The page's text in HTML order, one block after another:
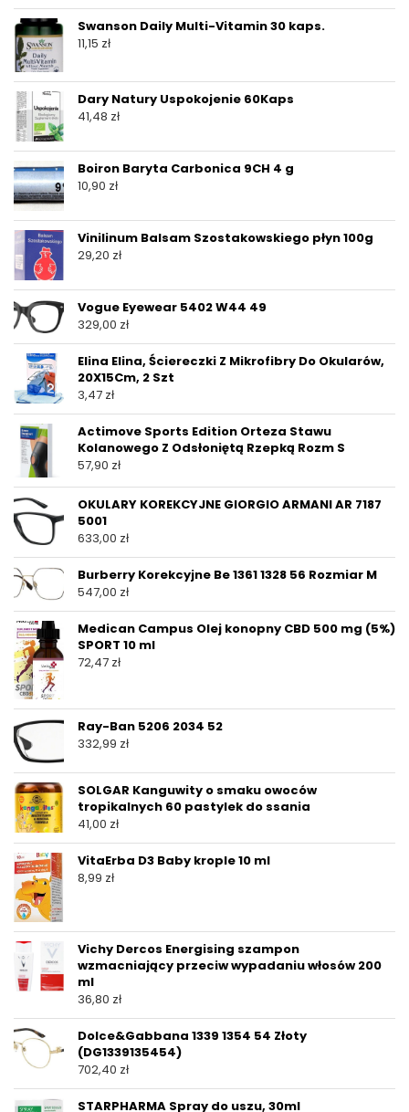
Swanson Daily Multi-Vitamin 30 kaps.
11,15 zł
Dary Natury Uspokojenie 60Kaps
41,48 zł
Boiron Baryta Carbonica 9CH 4 g
10,90 zł
Vinilinum Balsam Szostakowskiego płyn 100g
29,20 zł
Vogue Eyewear 5402 W44 49
329,00 zł
Elina Elina, Ściereczki Z Mikrofibry Do Okularów,
20X15Cm, 2 Szt
3,47 zł
Actimove Sports Edition Orteza Stawu
Kolanowego Z Odsłoniętą Rzepką Rozm S
57,90 zł
OKULARY KOREKCYJNE GIORGIO ARMANI AR 7187
5001
633,00 zł
Burberry Korekcyjne Be 1361 1328 56 Rozmiar M
547,00 zł
Medican Campus Olej konopny CBD 500 mg (5%)
SPORT 10 ml
72,47 zł
Ray-Ban 5206 2034 52
332,99 zł
SOLGAR Kanguwity o smaku owoców
tropikalnych 60 pastylek do ssania
41,00 zł
VitaErba D3 Baby krople 10 ml
8,99 zł
Vichy Dercos Energising szampon
wzmacniający przeciw wypadaniu włosów 200
ml
36,80 zł
Dolce&Gabbana 1339 1354 54 Złoty
(DG1339135454)
702,40 zł
STARPHARMA Spray do uszu, 30ml